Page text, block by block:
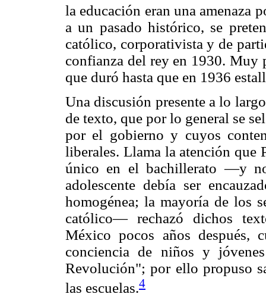
la educación eran una amenaza
a un pasado histórico, se
católico, corporativista y de
confianza del rey en 1930. Muy
que duró hasta que en 1936
Una discusión presente a lo
de texto, que por lo general se
por el gobierno y cuyos
liberales. Llama la atención que
único en el bachillerato —y
adolescente debía ser
homogénea; la mayoría de los
católico— rechazó dichos
México pocos años después,
conciencia de niños y
Revolución"; por ello propuso
las escuelas.4